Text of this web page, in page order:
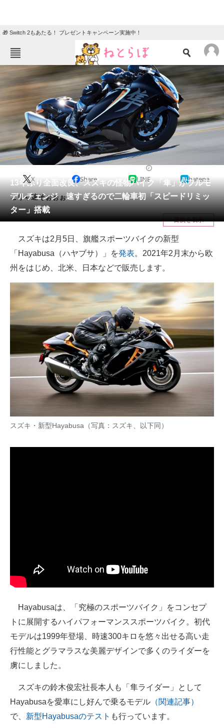
🎁 Switch 2もあたる！ プレゼントキャンペーン実施中！
ねとらぼメニュー
ニュース
エンタメ クイズ
グルメ 地域
住まい 教育・育児
動物 リサーチ
会員記事
メディア
注目記事を集めた総合ページ
ITの今と未来を見通す
スマホと通信の最新トレンド
進化するPCとデバイスの未来
好きが集まる 比べて選べる
ビジネスと働き方のヒント
AI活用のいまが分かる
企業ITのトレンドを詳説
経営リーダーのコミュニティ
マーケ×ITの今がよく分かる
電子設計の基本と応用
エネルギーの専門メディア
建設×テクノロジーの最前線
ちょっと気になるネットの話題
13年ぶり全面改良、スズキの怪物バイク「隼」がフルモ
デルチェンジ 速すぎるので二輪車初「スピードリミッ
ター」搭載
X Share LINE hatena
こりゃ速そぉぉぉ♪
目次を表示
スズキは2月5日、旗艦スポーツバイクの新型
「Hayabusa（ハヤブサ）」を発表。2021年2月末から欧
州をはじめ、北米、日本などで販売します。
スズキ・新型Hayabusa（写真：スズキ、以下同）
Hayabusaは、「究極のスポーツバイク」をコンセプ
トに展開するハイパフォーマンススポーツバイク。初代
モデルは1999年登場、時速300キロを悠々出せる高い走
行性能とグラマラスな美麗デザインで多くのライダーを
虜にしました。
スズキの鈴木俊宏社長本人も「隼ライダー」として
Hayabusaを愛車にし好んで乗るモデル （関連記事）
で、 新型Hayabusaのテスト も行っています。